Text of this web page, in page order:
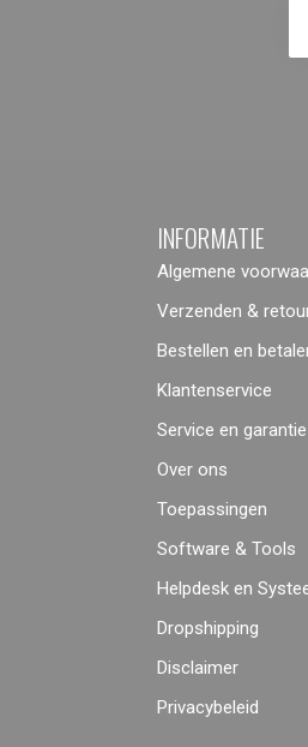
INFORMATIE
Algemene
Verzenden &
Bestellen en
Klantenservice
Service en garantie
Over ons
Toepassingen
Software & Tools
Helpdesk en
Dropshipping
Disclaimer
Privacybeleid